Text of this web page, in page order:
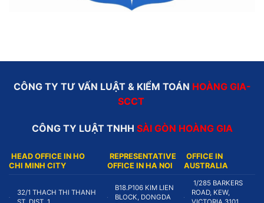
CÔNG TY TƯ VẤN LUẬT & KIỂM TOÁN HOÀNG GIA-
SCCT
CÔNG TY LUẬT TNHH SÀI GÒN HOÀNG GIA
HEAD OFFICE IN HO
CHI MINH CITY
REPRESENTATIVE
OFFICE IN HA NOI
OFFICE IN
AUSTRALIA
32/1 THACH THI THANH
B18.P106 KIM LIEN
BLOCK, DONGDA
1/285 BARKERS
ROAD, KEW,